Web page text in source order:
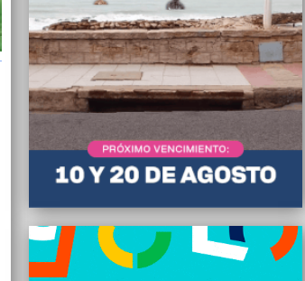
10/04/2026 09:02
Amancay Romero Trucco fue reelecta como
presidenta del Colegio de Profesionales en
Turismo
10/04/2026 06:13
“De a poco, van entendiendo que un
encargado hace falta en un edificio”, destacó
Mario Fernández, titular de SUTERyH Mar del